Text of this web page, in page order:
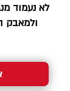
לא נעמוד
ולמאבק